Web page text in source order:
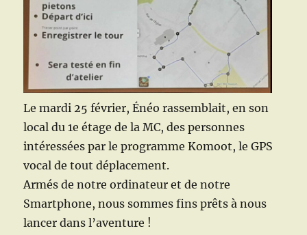
Le mardi 25 février, Énéo rassemblait, en son
local du 1e étage de la MC, des personnes
intéressées par le programme Komoot, le GPS
vocal de tout déplacement.
Armés de notre ordinateur et de notre
Smartphone, nous sommes fins prêts à nous
lancer dans l’aventure !